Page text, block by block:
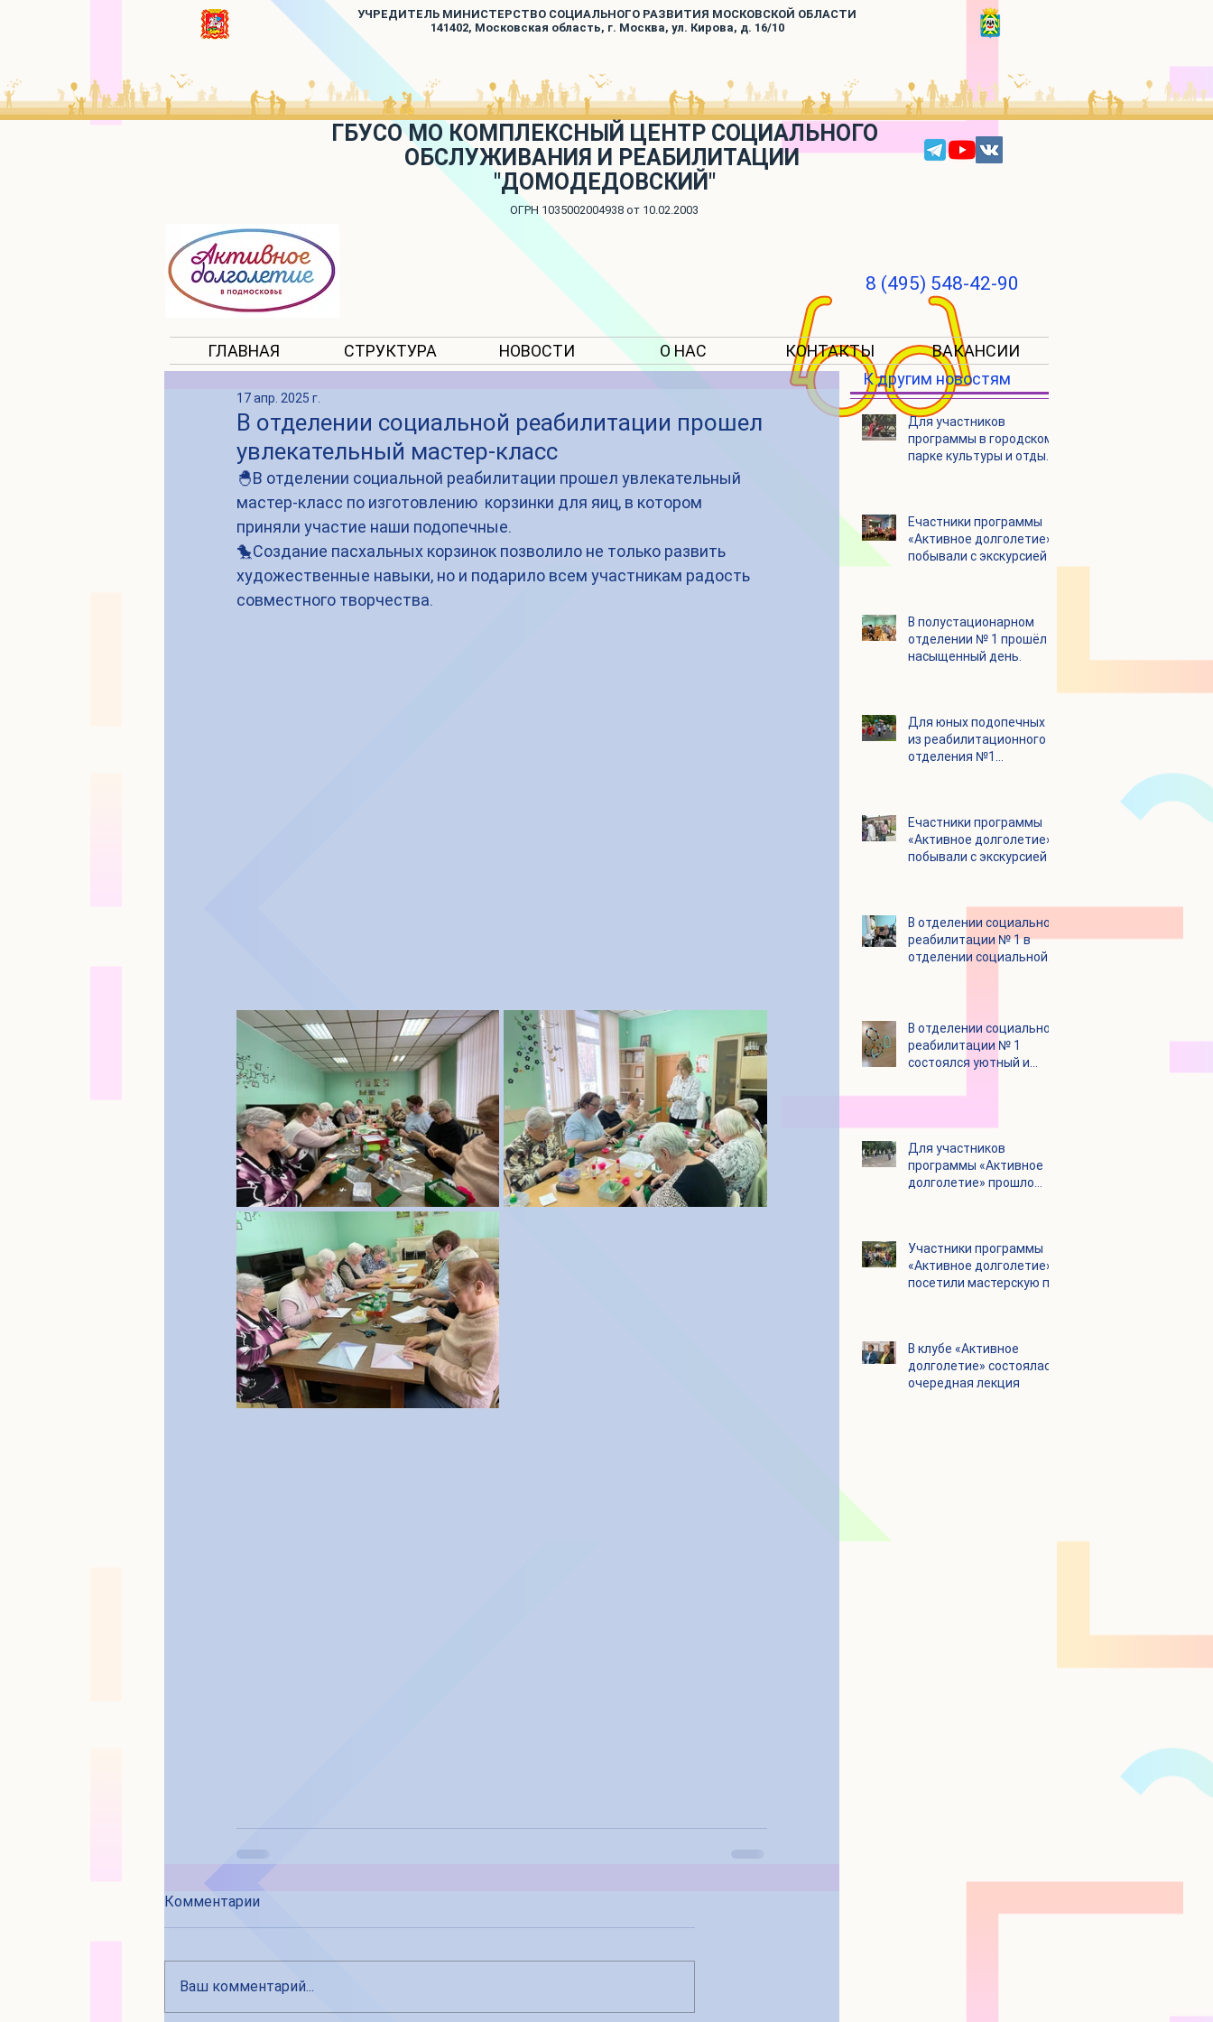
УЧРЕДИТЕЛЬ МИНИСТЕРСТВО СОЦИАЛЬНОГО РАЗВИТИЯ МОСКОВСКОЙ ОБЛАСТИ
141402, Московская область, г. Москва, ул. Кирова, д. 16/10
ГБУСО МО КОМПЛЕКСНЫЙ ЦЕНТР СОЦИАЛЬНОГО
ОБСЛУЖИВАНИЯ И РЕАБИЛИТАЦИИ
"ДОМОДЕДОВСКИЙ"
ОГРН 1035002004938 от 10.02.2003
8 (495) 548-42-90
ГЛАВНАЯ СТРУКТУРА НОВОСТИ О НАС КОНТАКТЫ ВАКАНСИИ
В отделении социальной реабилитации прошел
увлекательный мастер-класс
17 апр. 2025 г.
🐣В отделении социальной реабилитации прошел увлекательный
мастер-класс по изготовлению  корзинки для яиц, в котором
приняли участие наши подопечные.
🐤Создание пасхальных корзинок позволило не только развить
художественные навыки, но и подарило всем участникам радость
совместного творчества.
Комментарии
Ваш комментарий...
К другим новостям
Для участников
программы в городском
парке культуры и отдыха
Eчастники программы
«Активное долголетие»
побывали с экскурсией в
В полустационарном
отделении № 1 прошёл
насыщенный день.
Для юных подопечных
из реабилитационного
отделения №1
Eчастники программы
«Активное долголетие»
побывали с экскурсией в
В отделении социальной
реабилитации № 1 в
отделении социальной
В отделении социальной
реабилитации № 1
состоялся уютный и
мастер‑класс
Для участников
программы «Активное
долголетие» прошло
Участники программы
«Активное долголетие»
посетили мастерскую по
В клубе «Активное
долголетие» состоялась
очередная лекция